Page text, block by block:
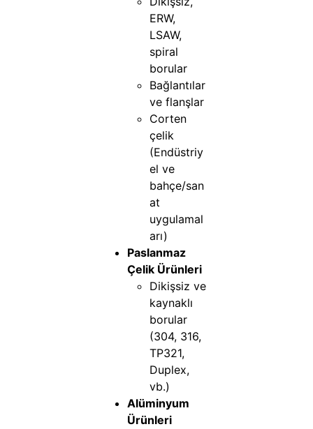
ERW,
LSAW,
spiral
borular
Bağlantılar
ve flanşlar
Corten
çelik
(Endüstriy
el ve
bahçe/san
at
uygulamal
arı)
Paslanmaz
Çelik Ürünleri
Dikişsiz ve
kaynaklı
borular
(304, 316,
TP321,
Duplex,
vb.)
Alüminyum
Ürünleri